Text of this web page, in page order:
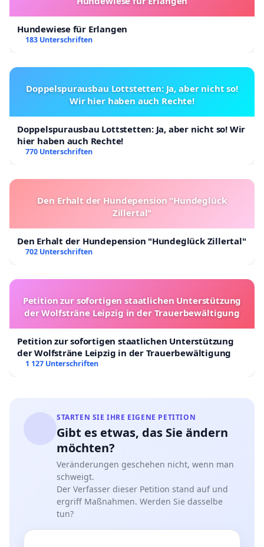
Hundewiese für Erlangen
183 Unterschriften
Doppelspurausbau Lottstetten: Ja, aber nicht so!
Wir hier haben auch Rechte!
Doppelspurausbau Lottstetten: Ja, aber nicht so! Wir
hier haben auch Rechte!
770 Unterschriften
Den Erhalt der Hundepension "Hundeglück
Zillertal"
Den Erhalt der Hundepension "Hundeglück Zillertal"
702 Unterschriften
Petition zur sofortigen staatlichen Unterstützung
der Wolfsträne Leipzig in der Trauerbewältigung
Petition zur sofortigen staatlichen Unterstützung
der Wolfsträne Leipzig in der Trauerbewältigung
1 127 Unterschriften
STARTEN SIE IHRE EIGENE PETITION
Gibt es etwas, das Sie ändern
möchten?
Veränderungen geschehen nicht, wenn man
schweigt.
Der Verfasser dieser Petition stand auf und
ergriff Maßnahmen. Werden Sie dasselbe
tun?